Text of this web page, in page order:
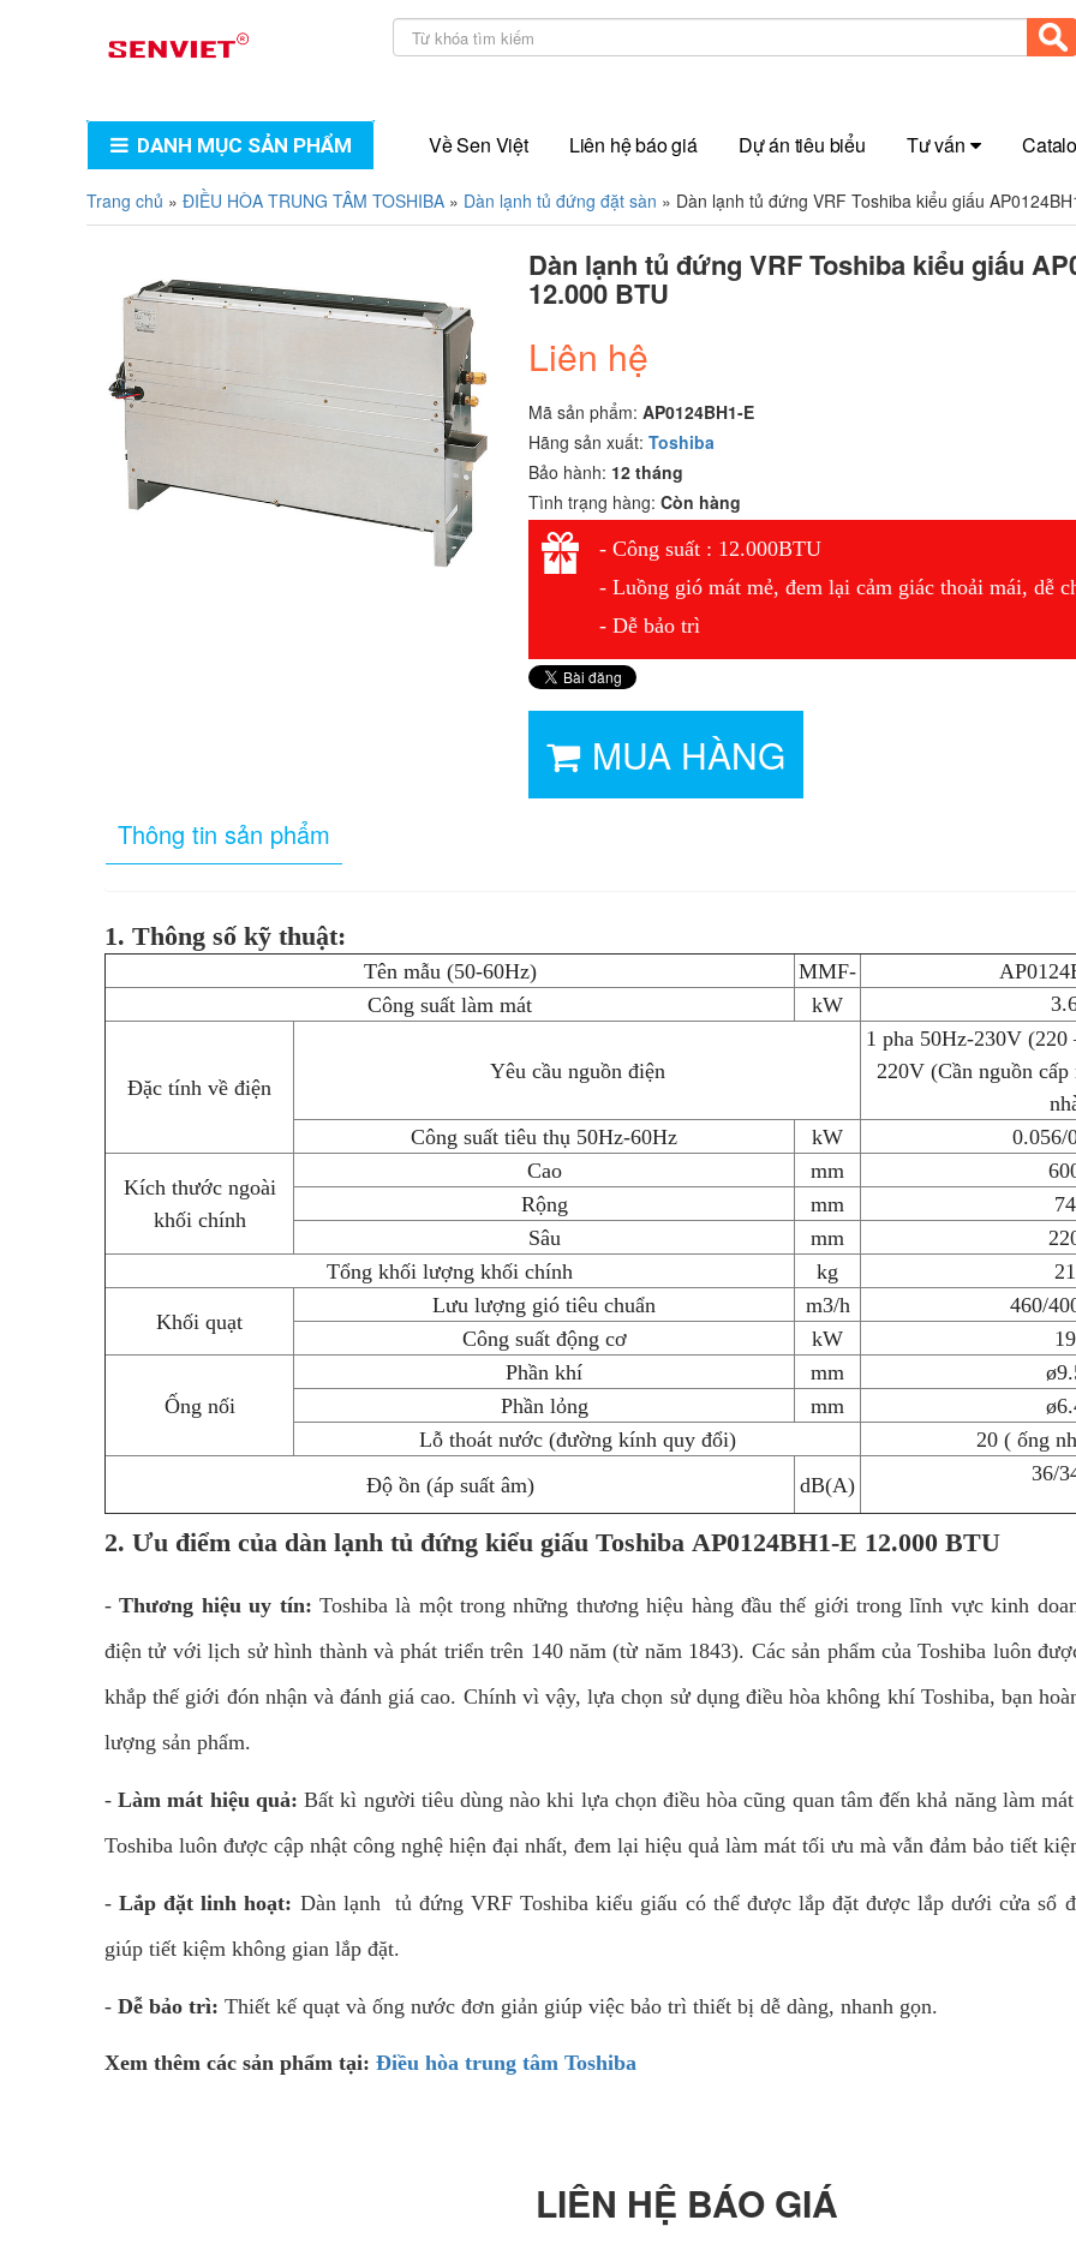
DANH MỤC SẢN PHẨM Về Sen Việt Liên hệ báo giá Dự án tiêu biểu Tư vấn
Trang chủ » ĐIỀU HÒA TRUNG TÂM TOSHIBA » Dàn lạnh tủ đứng đặt sàn » Dàn lạnh tủ đứng VRF Toshiba kiểu giấu
Dàn lạnh tủ đứng VRF Toshiba kiểu giấu
12.000 BTU
Liên hệ
Mã sản phẩm:AP0124BH1-E
Hãng sản xuất:Toshiba
Bảo hành: 12 tháng
Tình trạng hàng:Còn hàng
- Công suất : 12.000BTU
- Luồng gió mát mẻ, đem lại cảm giác thoải mái, dễ
- Dễ bảo trì
MUA HÀNG
Thông tin sản phẩm
1. Thông số kỹ thuật:
Tên mẫu (50-60Hz) MMF-
Công suất làm mát
kW
Đặc tính về điện
Yêu cầu nguồn điện
1 pha 50Hz-230V
220V (Cần nguồn
Công suất tiêu thụ 50Hz-60Hz
kW 0.056/
Kích thước ngoài
khối chính
Cao mm
Rộng
mm
74
Sâu
mm
Tổng khối lượng khối chính
kg 21
Khối quạt
Lưu lượng gió tiêu chuẩn m3/h
460/
Công suất động cơ
kW 19
Ống nối
Phần khí mm
Phần lỏng
mm
Lỗ thoát nước (đường kính quy đổi)
20 ( ống
Độ ồn (áp suất âm)
dB(A) 36/
2. Ưu điểm của dàn lạnh tủ đứng kiểu giấu Toshiba AP0124BH1-E 12.000 BTU
-Thương hiệu uy tín: Toshiba là một trong những thương hiệu hàng đầu thế giới trong lĩnh vực kinh
điện tử với lịch sử hình thành và phát triển trên 140 năm (từ năm 1843). Các sản phẩm của Toshiba luôn
khắp thế giới đón nhận và đánh giá cao. Chính vì vậy, lựa chọn sử dụng điều hòa không khí Toshiba, bạn
lượng sản phẩm.
-Làm mát hiệu quả:Bất kì người tiêu dùng nào khi lựa chọn điều hòa cũng quan tâm đến khả năng làm
Toshiba luôn được cập nhật công nghệ hiện đại nhất, đem lại hiệu quả làm mát tối ưu mà vẫn đảm bảo tiết
-Lắp đặt linh hoạt: Dàn lạnh tủ đứng VRF Toshiba kiểu giấu có thể được lắp đặt được lắp dưới cửa sổ
giúp tiết kiệm không gian lắp đặt.
- Dễ bảo trì: Thiết kế quạt và ống nước đơn giản giúp việc bảo trì thiết bị dễ dàng, nhanh gọn.
Xem thêm các sản phẩm tại: Điều hòa trung tâm Toshiba
LIÊN HỆ BÁO GIÁ